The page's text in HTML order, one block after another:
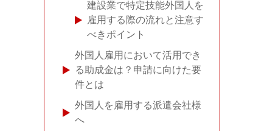
建設業で特定技能外国人を
雇用する際の流れと注意す
べきポイント
外国人雇用において活用でき
る助成金は？申請に向けた要
件とは
外国人を雇用する派遣会社様
へ